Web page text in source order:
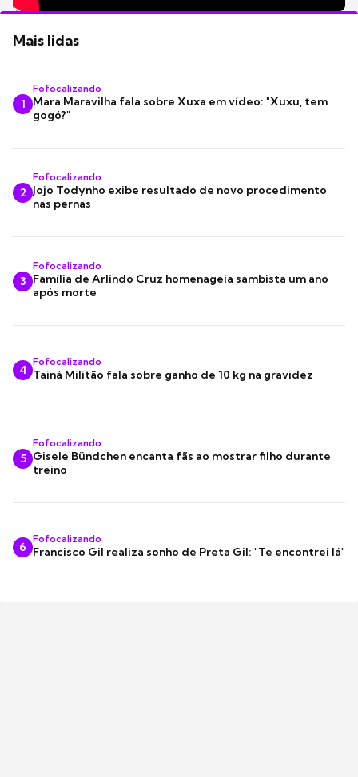
Mais lidas
1
Fofocalizando
Mara Maravilha fala sobre Xuxa em vídeo: "Xuxu, tem
gogó?"
2
Fofocalizando
Jojo Todynho exibe resultado de novo procedimento
nas pernas
3
Fofocalizando
Família de Arlindo Cruz homenageia sambista um ano
após morte
4
Fofocalizando
Tainá Militão fala sobre ganho de 10 kg na gravidez
5
Fofocalizando
Gisele Bündchen encanta fãs ao mostrar filho durante
treino
6
Fofocalizando
Francisco Gil realiza sonho de Preta Gil: "Te encontrei lá"